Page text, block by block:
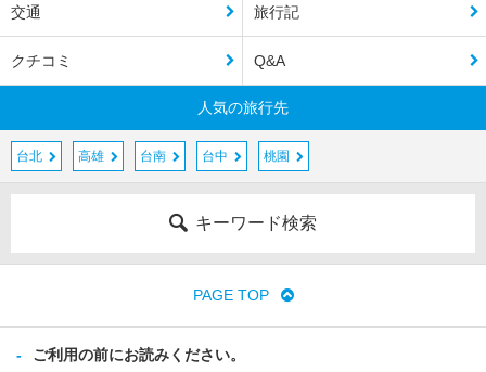
交通 旅行記
クチコミ Q&A
人気の旅行先
台北 高雄 台南 台中 桃園
キーワード検索
PAGE TOP
ご利用の前にお読みください。